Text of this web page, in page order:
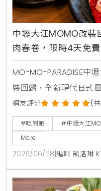
中壢大江MOMO改裝
肉春卷，限時4天免
MO-MO-PARADISE中
裝回歸，全新現代日式
套餐同步推出星鰻一本
料理。6月22日至6月
排隊入場用餐者，免費
網友評分 (
#吃到飽 #中壢大江
More
2026/06/28 編輯 凱洛琳